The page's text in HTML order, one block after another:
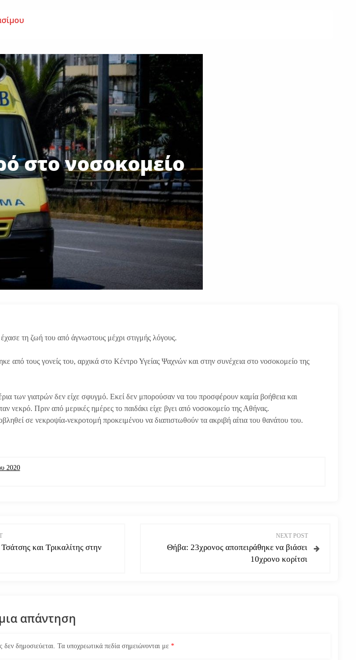
σκαλωσιά
στο νοσοκομείο
τη ζωή του από άγνωστους μέχρι στιγμής λόγους.
από τους γονείς του, αρχικά στο Κέντρο Υγείας Ψαχνών και στην συνέχεια στο νοσοκομείο της
των γιατρών δεν είχε σφυγμό. Εκεί δεν μπορούσαν να του προσφέρουν καμία βοήθεια και
νεκρό. Πριν από μερικές ημέρες το παιδάκι είχε βγει από νοσοκομείο της Αθήνας.
σε νεκροψία-νεκροτομή προκειμένου να διαπιστωθούν τα ακριβή αίτια του θανάτου του.
2020
και Τρικαλίτης στην
NEXT POST
Θήβα: 23χρονος αποπειράθηκε να βιάσει
10χρονο κορίτσι
απάντηση
δημοσιεύεται. Τα υποχρεωτικά πεδία σημειώνονται με*